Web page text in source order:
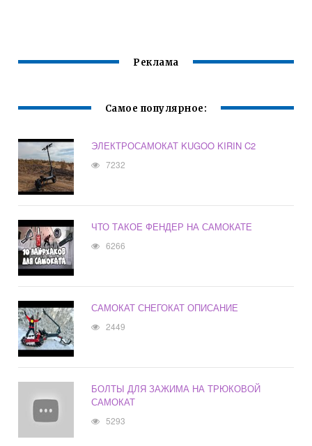
Реклама
Самое популярное:
ЭЛЕКТРОСАМОКАТ KUGOO KIRIN C2
7232
ЧТО ТАКОЕ ФЕНДЕР НА САМОКАТЕ
6266
САМОКАТ СНЕГОКАТ ОПИСАНИЕ
2449
БОЛТЫ ДЛЯ ЗАЖИМА НА ТРЮКОВОЙ
САМОКАТ
5293